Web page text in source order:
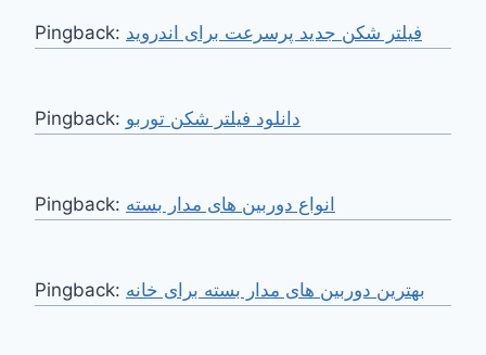
Pingback: فیلتر شکن جدید پرسرعت برای اندروید
Pingback: دانلود فیلتر شکن توربو
Pingback: انواع دوربین های مدار بسته
Pingback: بهترین دوربین های مدار بسته برای خانه